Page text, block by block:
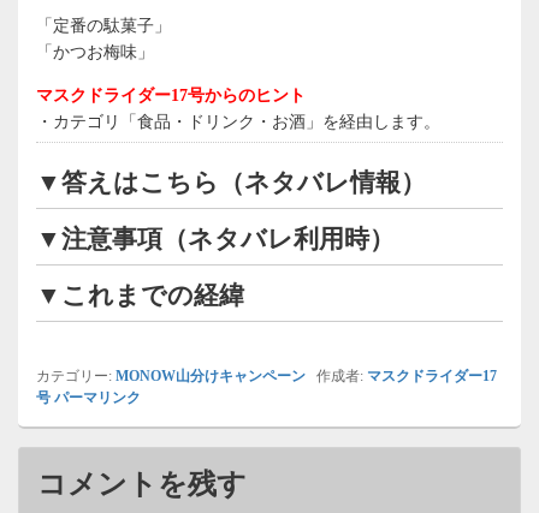
「定番の駄菓子」
「かつお梅味」
マスクドライダー17号からのヒント
・カテゴリ「食品・ドリンク・お酒」を経由します。
▼答えはこちら（ネタバレ情報）
▼注意事項（ネタバレ利用時）
▼これまでの経緯
カテゴリー: MONOW山分けキャンペーン 作成者: マスクドライダー17
号 パーマリンク
コメントを残す